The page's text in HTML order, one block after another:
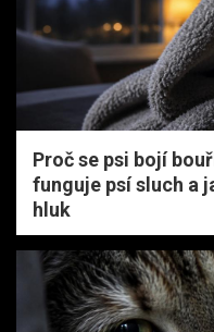
Proč se psi bojí
funguje psí sluch a
hluk